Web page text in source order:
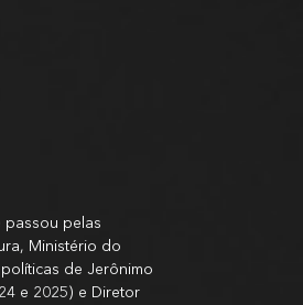
passou pelas
Ministério do
de Jerônimo
e 2025) e Diretor